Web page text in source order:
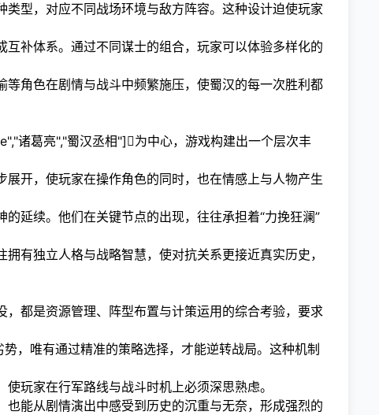
型，对应不同战场环境与敌方阵容。这种设计迫使玩家
补体系。通过不同谋士的组合，玩家可以体验多样化的
角色在剧情与战斗中频繁施压，使蜀汉的每一次胜利都
诸葛亮","蜀汉丞相"]为中心，游戏构建出一个层次丰
开，使玩家在操作角色的同时，也在情感上与人物产生
延续。他们在关键节点的出现，往往承担着“力挽狂澜”
有独立人格与战略智慧，使对抗关系更接近真实历史，
都是资源管理、阵型布置与计策运用的综合考验，要求
，唯有通过精准的策略选择，才能逆转战局。这种机制
玩家在行军路线与战斗时机上必须深思熟虑。
能从剧情演出中感受到历史的沉重与无奈，形成强烈的